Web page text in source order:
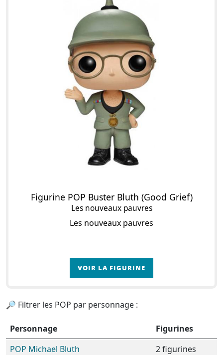
Figurine POP Buster Bluth (Good Grief)
Les nouveaux pauvres
Les nouveaux pauvres
VOIR LA FIGURINE
🔎 Filtrer les POP par personnage :
Personnage
Figurines
POP Michael Bluth
2 figurines